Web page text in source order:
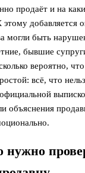
продаёт и на
добавляется
могли быть
бывшие
вероятно,
всё, что
объяснения
нужно